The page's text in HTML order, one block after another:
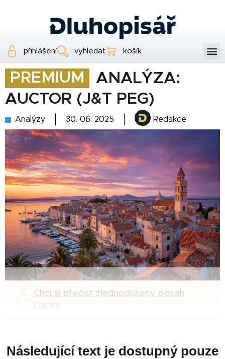
přihlášení vyhledat košík
PREMIUM
ANALÝZA:
AUCTOR (J&T PEG)
Analýzy 30. 06. 2025 Redakce
Chci si přečíst zjednodušený obsah
článku
Následující text je dostupný pouze